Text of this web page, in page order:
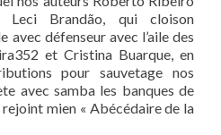
Leci Brandão, qui cloison
avec défenseur avec l’aile des
et Cristina Buarque, en
pour sauvetage nos
avec samba les banques de
mien « Abécédaire de la